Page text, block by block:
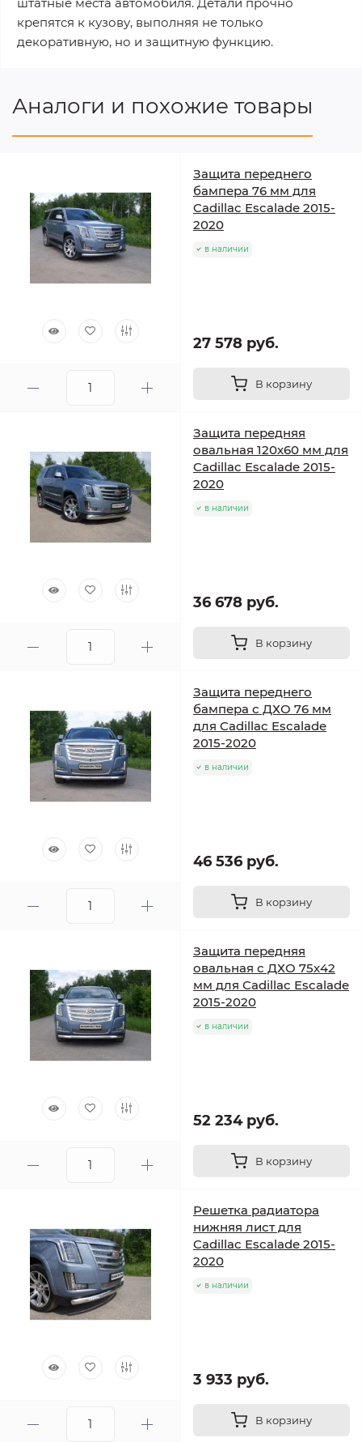
крепятся к кузову, выполняя не только
декоративную, но и защитную функцию.
Аналоги и похожие товары
Защита переднего
бампера 76 мм для
Cadillac Escalade 2015-
2020
в наличии
27 578 руб.
В корзину
Защита передняя
овальная 120х60 мм для
Cadillac Escalade 2015-
2020
в наличии
36 678 руб.
В корзину
Защита переднего
бампера с ДХО 76 мм
для Cadillac Escalade
2015-2020
в наличии
46 536 руб.
В корзину
Защита передняя
овальная с ДХО 75х42
мм для Cadillac Escalade
2015-2020
в наличии
52 234 руб.
В корзину
Решетка радиатора
нижняя лист для
Cadillac Escalade 2015-
2020
в наличии
3 933 руб.
В корзину